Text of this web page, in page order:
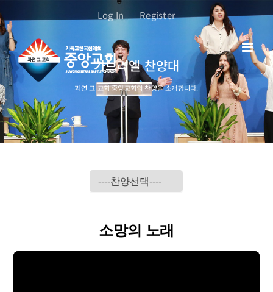
텐
츠
로
건
너
뛰
기
Log In Register
가브리엘 찬양대
과연 그 교회 중앙교회의 찬양을 소개합니다.
소망의 노래